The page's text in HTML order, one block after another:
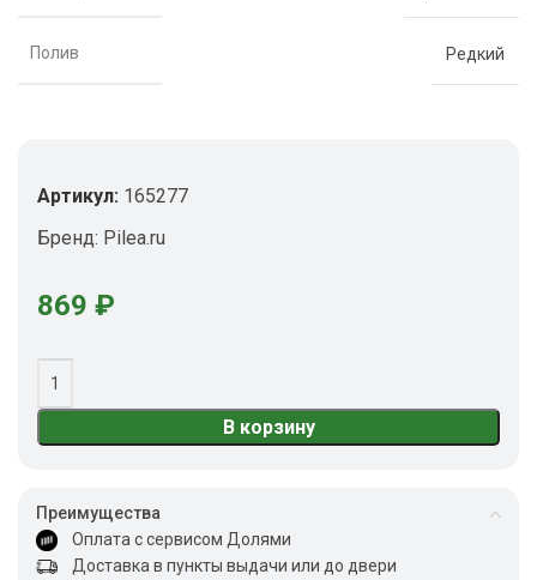
Полив Редкий
Артикул: 165277
Бренд: Pilea.ru
869 ₽
В корзину
Преимущества
Оплата с сервисом Долями
Доставка в пункты выдачи или до двери